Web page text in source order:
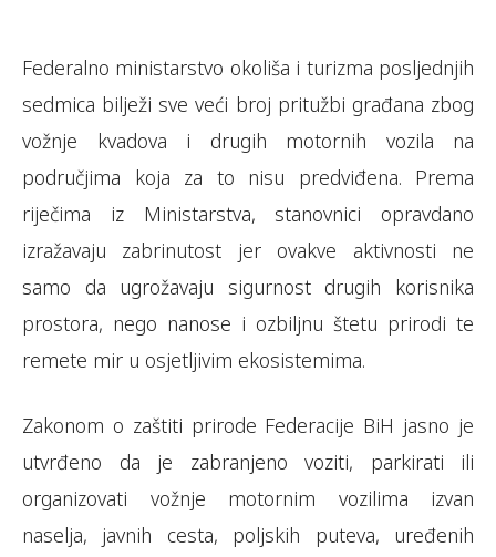
Federalno ministarstvo okoliša i turizma posljednjih
sedmica bilježi sve veći broj pritužbi građana zbog
vožnje kvadova i drugih motornih vozila na
područjima koja za to nisu predviđena. Prema
riječima iz Ministarstva, stanovnici opravdano
izražavaju zabrinutost jer ovakve aktivnosti ne
samo da ugrožavaju sigurnost drugih korisnika
prostora, nego nanose i ozbiljnu štetu prirodi te
remete mir u osjetljivim ekosistemima.
Zakonom o zaštiti prirode Federacije BiH jasno je
utvrđeno da je zabranjeno voziti, parkirati ili
organizovati vožnje motornim vozilima izvan
naselja, javnih cesta, poljskih puteva, uređenih